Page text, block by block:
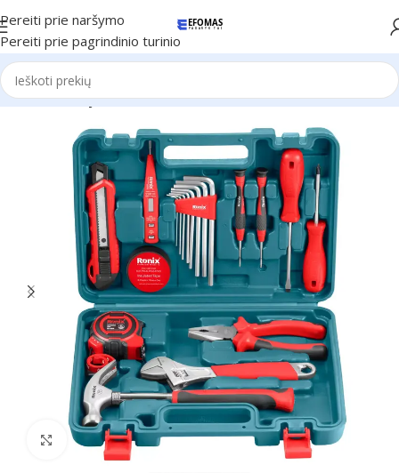
Pereiti prie naršymo
Pereiti prie pagrindinio turinio
Pradžia Naujienos
Spustelėkite, kad padidintumėte